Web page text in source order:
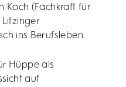
Koch (Fachkraft für
ins Berufsleben.
Hüppe als
auf